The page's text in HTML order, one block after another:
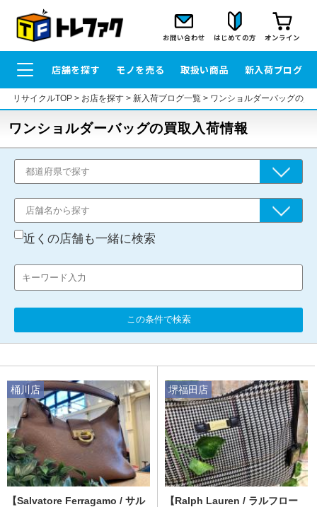
お問い合わせ はじめての方 オンライン
店舗を探す モノを売る 取扱い商品 新入荷ブログ
リサイクルTOP> お店を探す> 新入荷ブログ一覧> ワンショルダーバッグの買
ワンショルダーバッグの買取入荷情報
近くの店舗も一緒に検索
この条件で検索
【Salvatore Ferragamo / サル
桶川店
【Ralph Lauren / ラルフロー
堺福田店